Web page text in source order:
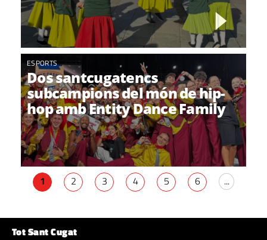
ESPORTS
Dos santcugatencs
subcampions del món de hip-
hop amb Entity Dance Family
1 2 3 4 5 6 ...
Tot Sant Cugat